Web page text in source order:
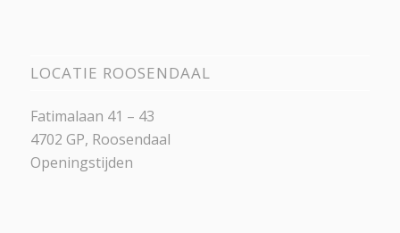
LOCATIE ROOSENDAAL
Fatimalaan 41 – 43
4702 GP, Roosendaal
Openingstijden